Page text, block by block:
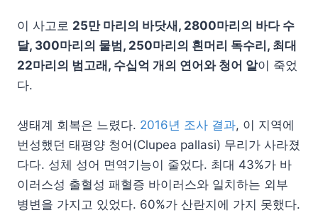
이 사고로 25만 마리의 바닷새, 2800마리의 바다 수
달, 300마리의 물범, 250마리의 흰머리 독수리, 최대
22마리의 범고래, 수십억 개의 연어와 청어 알이 죽었
다.
생태계 회복은 느렸다. 2016년 조사 결과, 이 지역에
번성했던 태평양 청어(Clupea pallasi) 무리가 사라졌
다다. 성체 성어 면역기능이 줄었다. 최대 43%가 바
이러스성 출혈성 패혈증 바이러스와 일치하는 외부
병변을 가지고 있었다. 60%가 산란지에 가지 못했다.